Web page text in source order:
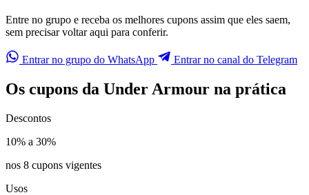
Entre no grupo e receba os melhores cupons assim que eles saem,
sem precisar voltar aqui para conferir.
Entrar no grupo do WhatsApp Entrar no canal do Telegram
Os cupons da Under Armour na prática
Descontos
10% a 30%
nos 8 cupons vigentes
Usos